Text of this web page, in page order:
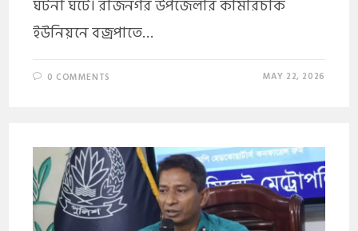
ঘটনা ঘটে। রাজনগর উপজেলার কামারচাক
ইউনিয়নে বজ্রপাতে…
0 COMMENTS MAY 22, 2026